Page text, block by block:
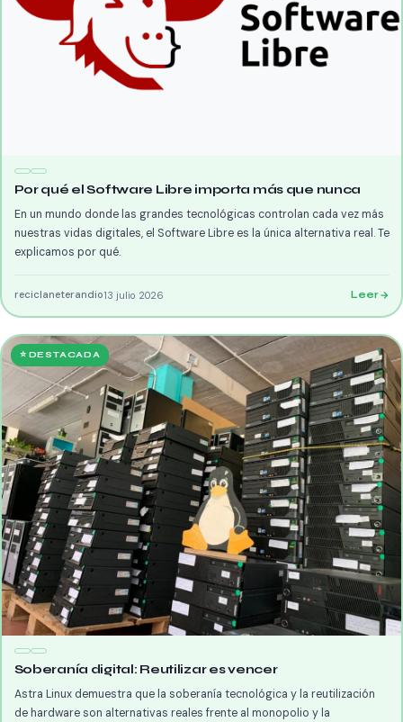
Por qué el Software Libre importa más que nunca
En un mundo donde las grandes tecnológicas controlan cada vez más
nuestras vidas digitales, el Software Libre es la única alternativa real. Te
explicamos por qué.
reciclaneterandio13 julio 2026 Leer
⭐ DESTACADA
Soberanía digital: Reutilizar es vencer
Astra Linux demuestra que la soberanía tecnológica y la reutilización
de hardware son alternativas reales frente al monopolio y la